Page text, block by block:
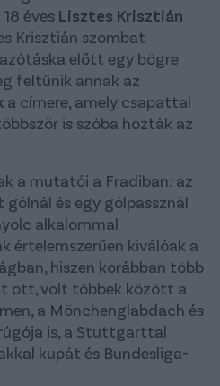
éves Lisztes Krisztián
Krisztián szombat
előtt egy bögre
feltűnik annak az
a címere, amely csapattal
is szóba hozták az
a mutatói a Fradiban: az
gólnál és egy gólpassznál
alkalommal
értelemszerűen kiválóak a
hiszen korábban több
ott, volt többek között a
a Mönchenglabdach és
is, a Stuttgarttal
kupát és Bundesliga-